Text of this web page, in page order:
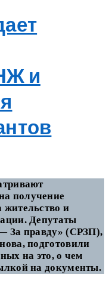
и
получение
и
Депутаты
За правду» (СРЗП),
подготовили
на это, о чем
на документы.